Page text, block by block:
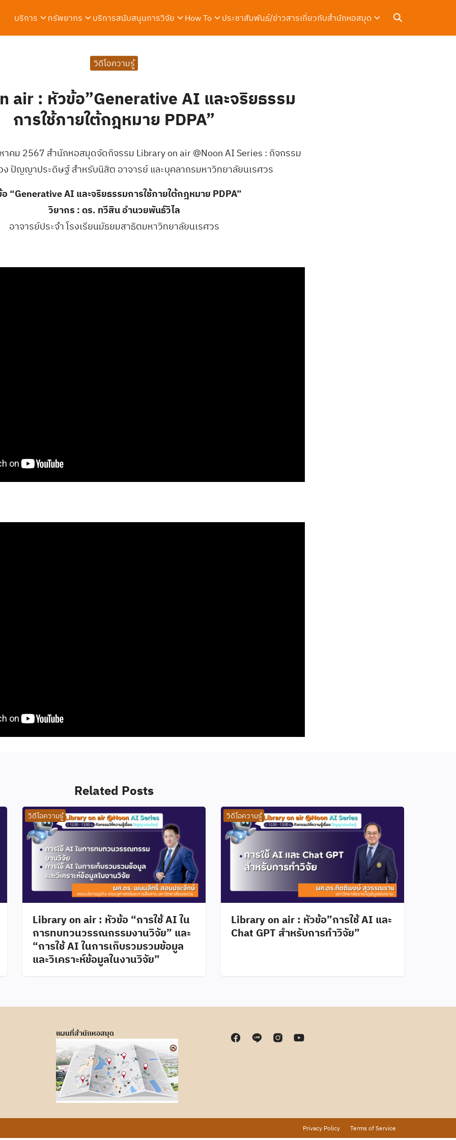
บริการ ทรัพยากร บริการสนับสนุนการวิจัย How To ประชาสัมพันธ์/ข่าวสารเกี่ยวกับสำนักหอสมุด
วิดีโอความรู้
air : หัวข้อ”Generative AI และจริยธรรม
การใช้ภายใต้กฎหมาย PDPA”
าคม 2567 สำนักหอสมุดจัดกิจรรม Library on air @Noon AI Series : กิจกรรม
ง ปัญญาประดิษฐ์ สำหรับนิสิต อาจารย์ และบุคลากรมหาวิทยาลัยนเรศวร
อ “Generative AI และจริยธรรมการใช้ภายใต้กฎหมาย PDPA”
วิยากร : ดร. ทวีสิน อำนวยพันธ์วิไล
อาจารย์ประจำ โรงเรียนมัธยมสาธิตมหาวิทยาลัยนเรศวร
Related Posts
วิดีโอความรู้
Library on air : หัวข้อ “การใช้ AI ใน
การทบทวนวรรณกรรมงานวิจัย” และ
“การใช้ AI ในการเก็บรวมรวมข้อมูล
และวิเคราะห์ข้อมูลในงานวิจัย”
วิดีโอความรู้
Library on air : หัวข้อ”การใช้ AI และ
Chat GPT สำหรับการทำวิจัย”
แผนที่สำนักหอสมุด
Privacy Policy Terms of Service